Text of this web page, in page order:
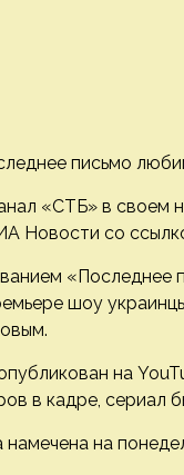
письмо
«СТБ» в своем
Новости со
«Последнее
шоу
на
в кадре, сериал
на